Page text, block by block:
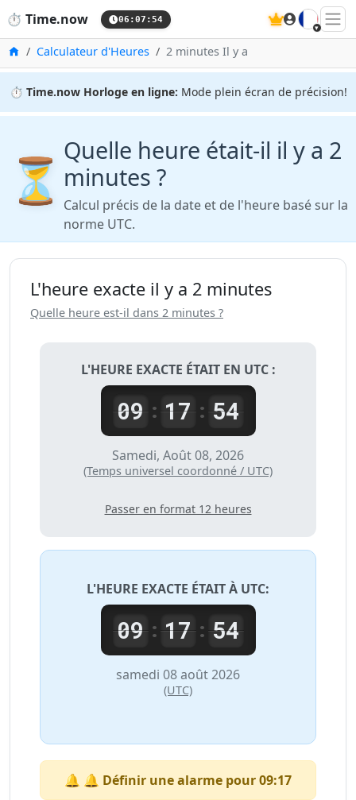
⏱️ Time.now 06:07:55 🇫🇷
Accueil
Calculateur d'Heures 2 minutes Il y a
⏱️ Time.now Horloge en ligne: Mode plein écran de précision!
⏳ Quelle heure était-il il y a 2
minutes ?
Calcul précis de la date et de l'heure basé sur la
norme UTC.
L'heure exacte il y a 2 minutes
Quelle heure est-il dans 2 minutes ?
L'HEURE EXACTE ÉTAIT EN UTC :
09: 17: 54
Samedi, Août 08, 2026
(Temps universel coordonné / UTC)
Passer en format 12 heures
L'HEURE EXACTE ÉTAIT À UTC:
09: 17: 54
samedi 08 août 2026
(UTC)
🔔 🔔 Définir une alarme pour 09:17